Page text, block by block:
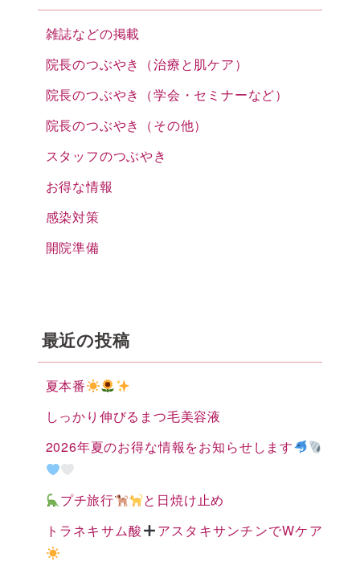
雑誌などの掲載
院長のつぶやき（治療と肌ケア）
院長のつぶやき（学会・セミナーなど）
院長のつぶやき（その他）
スタッフのつぶやき
お得な情報
感染対策
開院準備
最近の投稿
夏本番
しっかり伸びるまつ毛美容液
2026年夏のお得な情報をお知らせします
プチ旅行
と日焼け止め
トラネキサム酸
アスタキサンチンでWケア